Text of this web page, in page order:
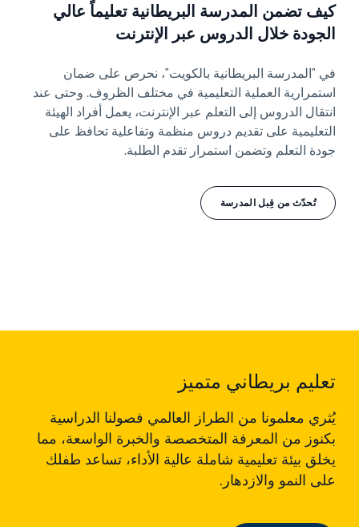
تُحدّث من قِبل المدرسة
كيف تضمن المدرسة البريطانية تعليماً عالي
الجودة خلال الدروس عبر الإنترنت
في "المدرسة البريطانية بالكويت"، نحرص على ضمان
استمرارية العملية التعليمية في مختلف الظروف. وحتى عند
انتقال الدروس إلى التعلم عبر الإنترنت، يعمل أفراد الهيئة
التعليمية على تقديم دروس منظمة وتفاعلية تحافظ على
جودة التعلم وتضمن استمرار تقدم الطلبة.
تعليم بريطاني متميز
يُثري معلمونا من الطراز العالمي فصولنا الدراسية
بكنوز من المعرفة المتخصصة والخبرة الواسعة، مما
يخلق بيئة تعليمية شاملة عالية الأداء، تساعد طفلك
على النمو والازدهار.